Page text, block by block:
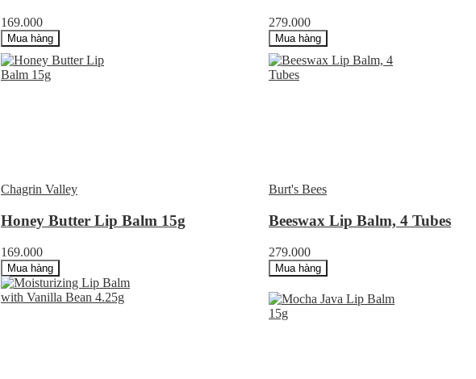
169.000
Mua hàng
279.000
Mua hàng
Chagrin Valley
Honey Butter Lip Balm 15g
169.000
Mua hàng
Burt's Bees
Beeswax Lip Balm, 4 Tubes
279.000
Mua hàng